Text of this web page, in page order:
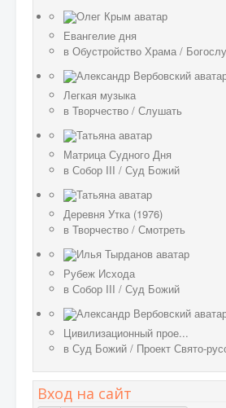
Евангелие дня
в Обустройство Храма /
Легкая музыка
в Творчество / Слушать
Матрица Судного Дня
в Собор III / Суд Божий
Деревня Утка (1976)
в Творчество / Смотреть
Рубеж Исхода
в Собор III / Суд Божий
Цивилизационный прое...
в Суд Божий / Проект Свято-
Вход на сайт